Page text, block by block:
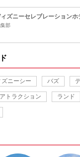
ィズニーセレブレーション
部
ズニーシー バズ
アトラクション ランド